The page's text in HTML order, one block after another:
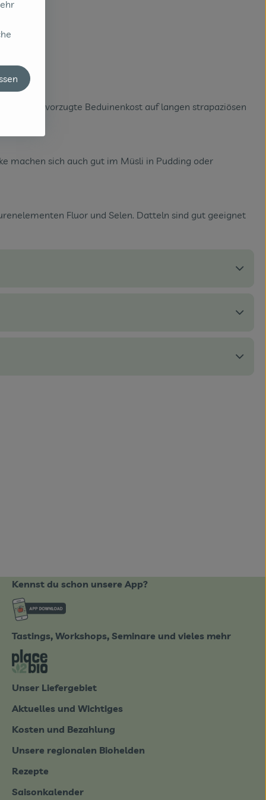
bevorzugte Beduinenkost auf langen strapaziösen
machen sich auch gut im Müsli in Pudding oder
Fluor und Selen. Datteln sind gut geeignet
0826.html
Kennst du schon unsere App?
Externer Link zu https://www.biobote-
Tastings, Workshops, Seminare und vieles mehr
Externer Link zu https://place2bio.de/
Unser Liefergebiet
Aktuelles und Wichtiges
Kosten und Bezahlung
Unsere regionalen Biohelden
Rezepte
Saisonkalender